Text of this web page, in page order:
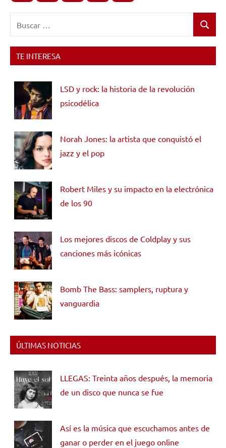
Buscar
TE INTERESA
LSD y rock: la historia de la revolución
psicodélica
Norah Jones: la artista que conquistó el
jazz y el pop
Robert Miles y su impacto en la electrónica
de los 90
Los mejores discos de Coldplay y sus
canciones más icónicas
Bomb The Bass: samplers, ruptura y
vanguardia
ÚLTIMAS NOTICIAS
LLEGAS: Treinta años después, la memoria
de un disco que nunca se fue
Así es la música que escuchamos antes de
ganar o perder en el juego online